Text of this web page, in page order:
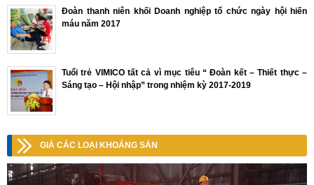
Đoàn thanh niên khối Doanh nghiệp tổ chức ngày hội hiến
máu năm 2017
Tuổi trẻ VIMICO tất cả vì mục tiêu “ Đoàn kết – Thiết thực –
Sáng tạo – Hội nhập” trong nhiệm kỳ 2017-2019
GIÁ CÁC LOẠI KHOÁNG SẢN